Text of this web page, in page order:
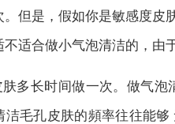
。但是，假如你是敏感度皮
不适合做小气泡清洁的，由
多长时间做一次。做气
洁毛孔皮肤的頻率往往能